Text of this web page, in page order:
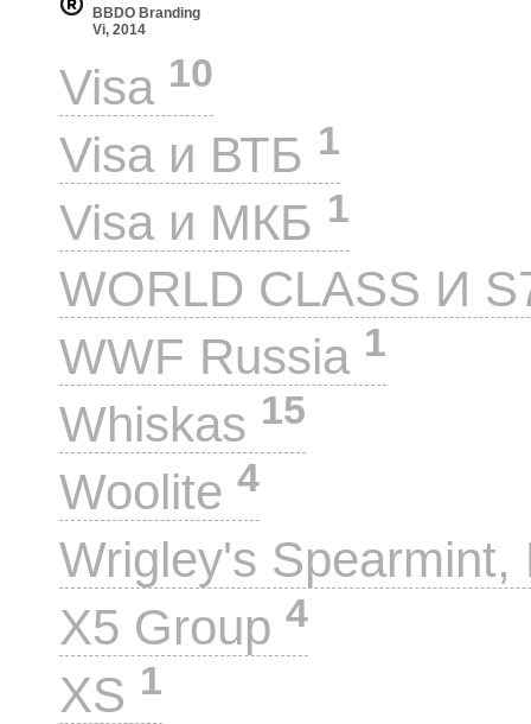
BBDO Branding
Vi, 2014
Visa 10
Visa и ВТБ 1
Visa и МКБ 1
WORLD CLASS И
WWF Russia 1
Whiskas 15
Woolite 4
Wrigley's
X5 Group 4
XS 1